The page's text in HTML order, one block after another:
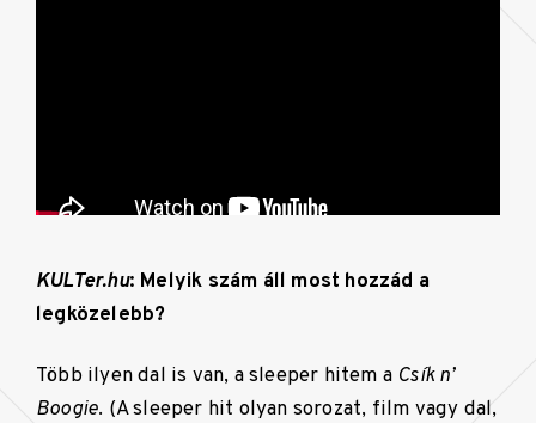
KULTer.hu: Melyik szám áll most hozzád a
legközelebb?
Több ilyen dal is van, a sleeper hitem a Csík n’
Boogie. (A sleeper hit olyan sorozat, film vagy dal,